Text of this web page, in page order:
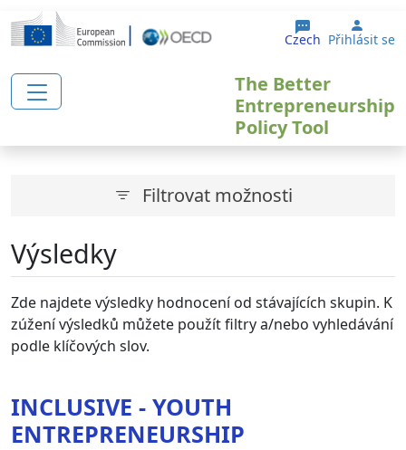
Přejít k hlavnímu obsahu
Czech User
Přihlásit se
The Better
Entrepreneurship
Policy Tool
Filtrovat možnosti
Výsledky
Zde najdete výsledky hodnocení od stávajících skupin. K
zúžení výsledků můžete použít filtry a/nebo vyhledávání
podle klíčových slov.
INCLUSIVE - YOUTH
ENTREPRENEURSHIP